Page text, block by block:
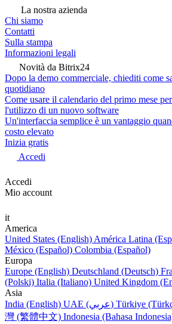
La nostra azienda
Chi siamo
Contatti
Sulla stampa
Informazioni legali
Novità da Bitrix24
Dopo la demo commerciale, chiediti come
quotidiano
Come usare il calendario del primo mese
l'utilizzo di un nuovo software
Un'interfaccia semplice è un vantaggio
costo elevato
Inizia gratis
Accedi
Accedi
Mio account
it
America
United States (English) América Latina
México (Español) Colombia (Español)
Europa
Europe (English) Deutschland (Deutsch)
(Polski) Italia (Italiano) United Kingdom
Asia
India (English)
UAE (عربي) Türkiye
灣 (繁體中文) Indonesia (Bahasa